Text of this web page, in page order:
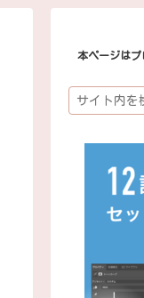
本ページは